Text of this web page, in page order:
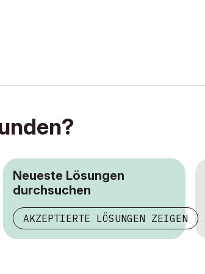
Neueste Lösungen
durchsuchen
AKZEPTIERTE LÖSUNGEN ZEIGEN